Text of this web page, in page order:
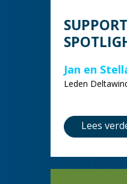
Jan en
Leden
Lees